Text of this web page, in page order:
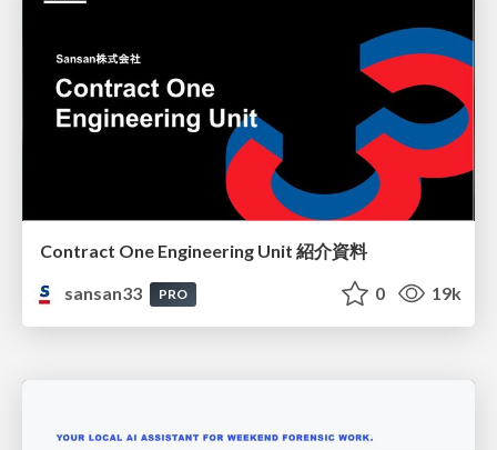
Contract One Engineering Unit 紹介資料
sansan33
PRO 0 19k